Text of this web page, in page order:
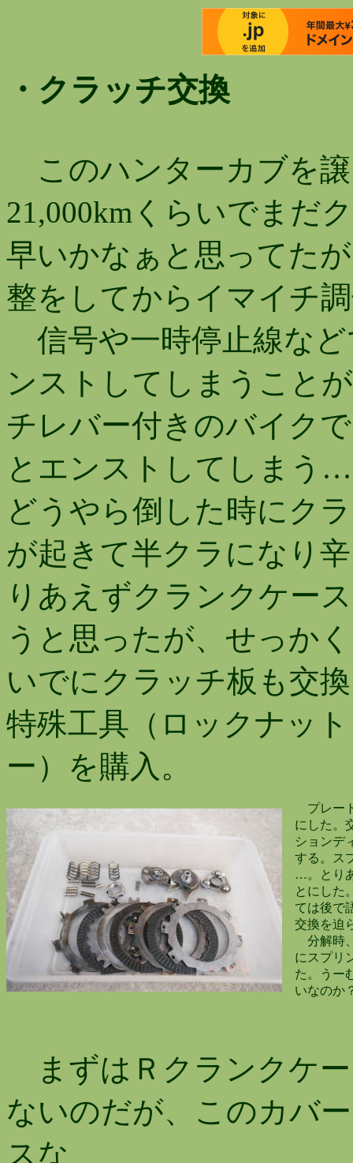
・クラッチ交換
このハンターカブを
21,000kmくらいでまだ
早いかなぁと思ってた
整をしてからイマイチ
信号や一時停止線な
ンストしてしまうこと
チレバー付きのバイク
とエンストしてしまう
どうやら倒した時にク
が起きて半クラになり
りあえずクランクケー
うと思ったが、せっか
いでにクラッチ板も交
特殊工具（ロックナッ
ー）を購入。
プレート
にした。
ションデ
する。ス
…。とりあ
とにした
ては後で
交換を迫
分解時、
にスプリ
た。うー
いなのか
まずはＲクランクケ
ないのだが、このカバ
スな